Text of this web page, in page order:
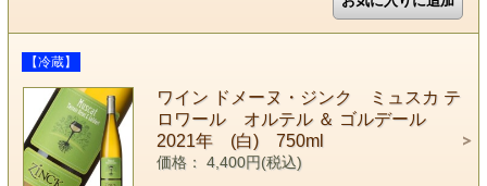
【冷蔵】
ワイン ドメーヌ・ジンク ミュスカ テ
ロワール オルテル ＆ ゴルデール
2021年 (白) 750ml
価格： 4,400円(税込)